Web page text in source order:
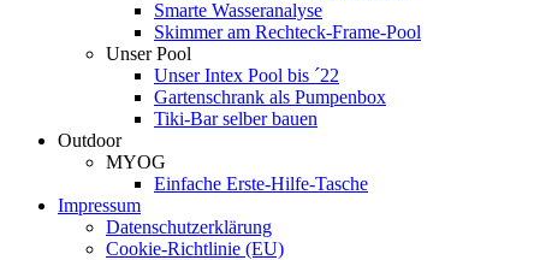
Smarte Wasseranalyse
Skimmer am Rechteck-Frame-Pool
Unser Pool
Unser Intex Pool bis ´22
Gartenschrank als Pumpenbox
Tiki-Bar selber bauen
Outdoor
MYOG
Einfache Erste-Hilfe-Tasche
Impressum
Datenschutzerklärung
Cookie-Richtlinie (EU)